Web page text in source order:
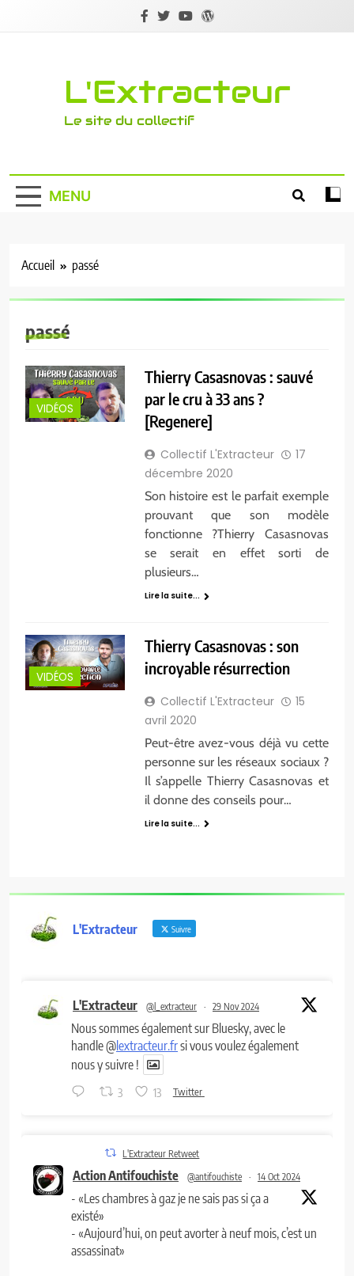
L'Extracteur
Le site du collectif
MENU
Accueil passé
passé
VIDÉOS
Thierry Casasnovas : sauvé
par le cru à 33 ans ?
[Regenere]
Collectif L'Extracteur
17
décembre 2020
Son histoire est le parfait exemple
prouvant que son modèle
fonctionne ?Thierry Casasnovas
se serait en effet sorti de
plusieurs…
Lire la suite...
VIDÉOS
Thierry Casasnovas : son
incroyable résurrection
Collectif L'Extracteur
15
avril 2020
Peut-être avez-vous déjà vu cette
personne sur les réseaux sociaux ?
Il s’appelle Thierry Casasnovas et
il donne des conseils pour…
Lire la suite...
L'Extracteur Suivre
L'Extracteur @l_extracteur · 29 Nov 2024
Nous sommes également sur Bluesky, avec le
handle @lextracteur.frsi vous voulez également
nous y suivre !
3 13 Twitter
L'Extracteur Retweet
Action Antifouchiste @antifouchiste · 14 Oct 2024
- «Les chambres à gaz je ne sais pas si ça a
existé»
- «Aujourd’hui, on peut avorter à neuf mois, c’est un
assassinat»